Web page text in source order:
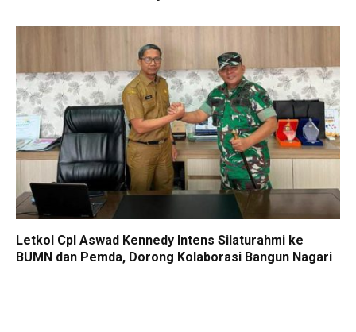
Letkol Cpl Aswad Kennedy Intens Silaturahmi ke
BUMN dan Pemda, Dorong Kolaborasi Bangun Nagari